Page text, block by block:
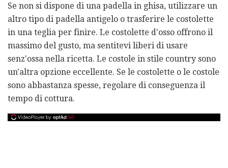
Se non si dispone di una padella in ghisa, utilizzare un
altro tipo di padella antigelo o trasferire le costolette
in una teglia per finire. Le costolette d'osso offrono il
massimo del gusto, ma sentitevi liberi di usare
senz'ossa nella ricetta. Le costole in stile country sono
un'altra opzione eccellente. Se le costolette o le costole
sono abbastanza spesse, regolare di conseguenza il
tempo di cottura.